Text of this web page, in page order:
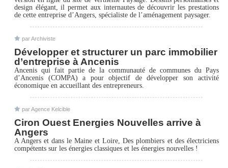
design élégant, il permet aux internautes de découvrir les prestations
de cette entreprise d’Angers, spécialiste de l’aménagement paysager.
parArchiviste
Développer et structurer un parc immobilier
d’entreprise à Ancenis
Ancenis qui fait partie de la communauté de communes du Pays
d’Ancenis (COMPA) a pour objectif de développer son activité
économique en accueillant des entrepreneurs.
parAgence Kelcible
Ciron Ouest Energies Nouvelles arrive à
Angers
A Angers et dans le Maine et Loire, Des plombiers et des électriciens
compétents sur les énergies classiques et les énergies nouvelles !